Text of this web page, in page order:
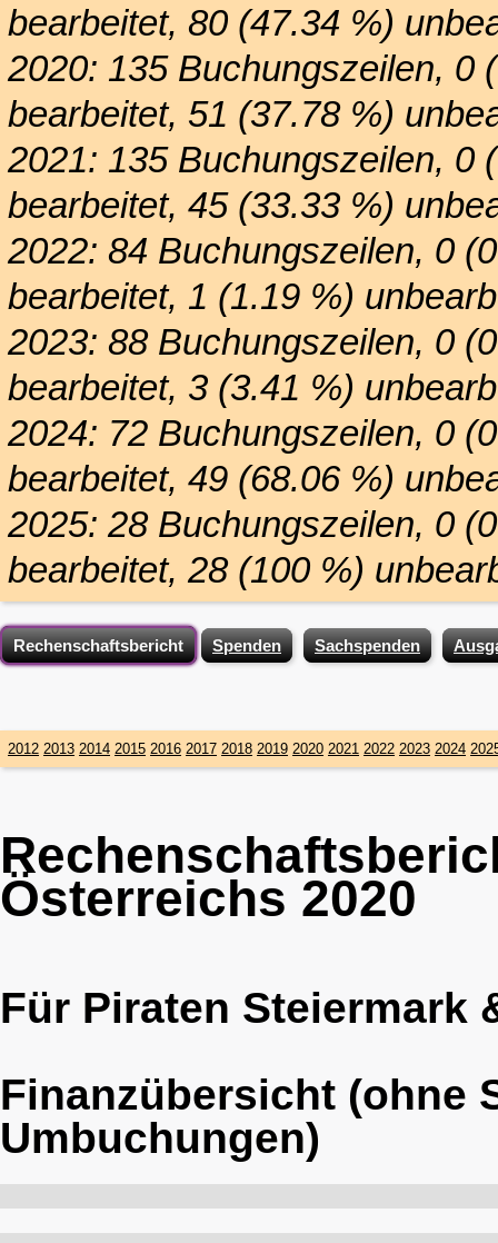
bearbeitet, 80 (47.34 %)
2020: 135 Buchungszeilen, 0
bearbeitet, 51 (37.78 %)
2021: 135 Buchungszeilen, 0
bearbeitet, 45 (33.33 %)
2022: 84 Buchungszeilen, 0
bearbeitet, 1 (1.19 %)
2023: 88 Buchungszeilen, 0
bearbeitet, 3 (3.41 %)
2024: 72 Buchungszeilen, 0
bearbeitet, 49 (68.06 %)
2025: 28 Buchungszeilen, 0
bearbeitet, 28 (100 %)
Rechenschaftsbericht Spenden Sachspenden
2012 2013 2014 2015 2016 2017 2018 2019 2020 2021 2022 2023 2024
Österreichs 2020
Für Piraten Steiermark
Finanzübersicht (ohne
Umbuchungen)